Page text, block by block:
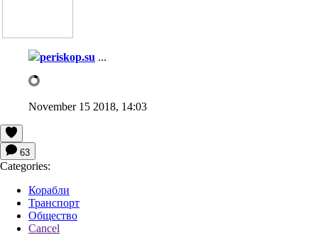
periskop.su ...
November 15 2018, 14:03
63
Categories:
Корабли
Транспорт
Общество
Cancel